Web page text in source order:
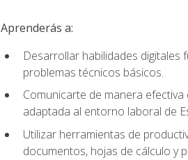
Aprenderás a:
Desarrollar habilidades digitales
problemas técnicos básicos.
Comunicarte de manera
adaptada al entorno laboral de
Utilizar herramientas de
documentos, hojas de cálculo y